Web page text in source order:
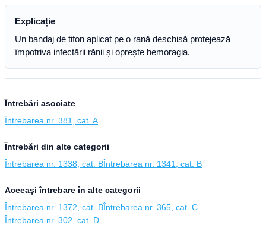
Explicație
Un bandaj de tifon aplicat pe o rană deschisă protejează
împotriva infectării rănii și oprește hemoragia.
Întrebări asociate
Întrebarea nr. 381, cat. A
Întrebări din alte categorii
Întrebarea nr. 1338, cat. BÎntrebarea nr. 1341, cat. B
Aceeași întrebare în alte categorii
Întrebarea nr. 1372, cat. BÎntrebarea nr. 365, cat. C
Întrebarea nr. 302, cat. D